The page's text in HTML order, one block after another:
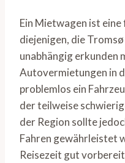
Ein Mietwagen ist
diejenigen, die
unabhängig erkunden
Autovermietungen in
problemlos ein
der teilweise
der Region sollte
Fahren gewährleistet
Reisezeit gut